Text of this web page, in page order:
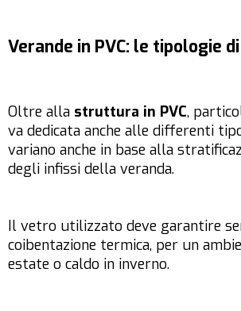
Verande in PVC: le tipologie
Oltre alla struttura in PVC,
va dedicata anche alle differenti
variano anche in base alla
degli infissi della veranda.
Il vetro utilizzato deve garantire
coibentazione termica, per un
estate o caldo in inverno.